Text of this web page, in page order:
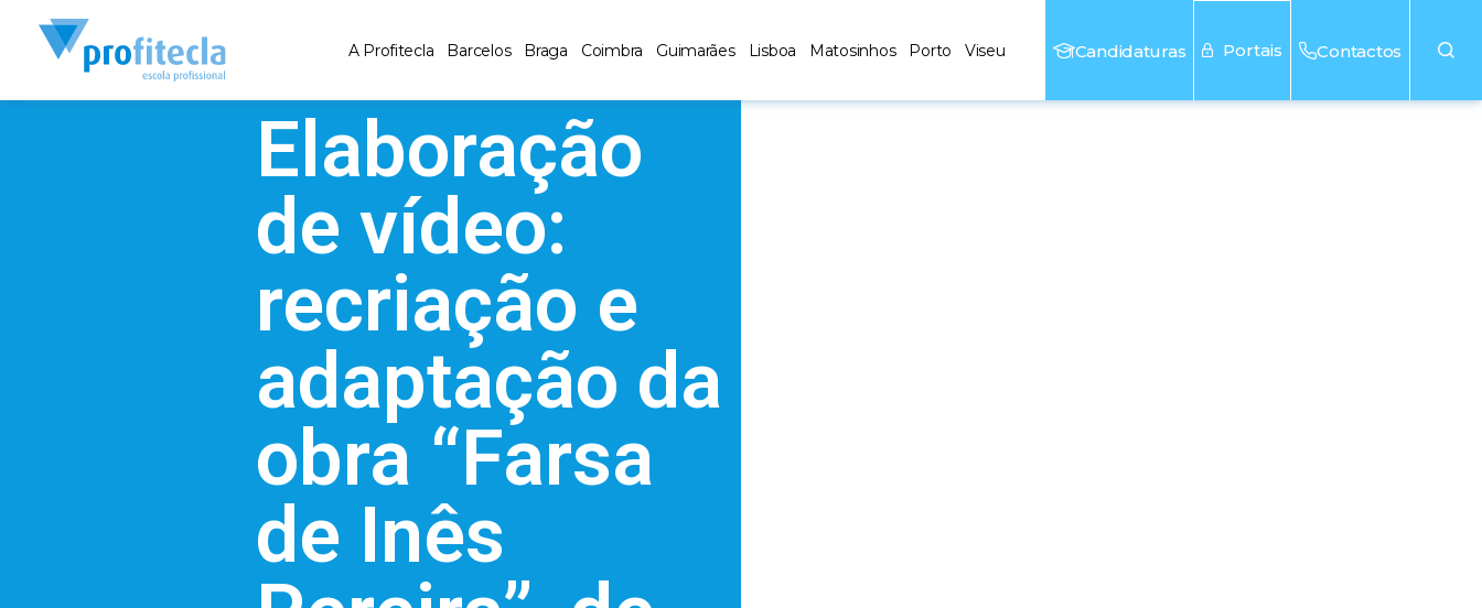
A Profitecla Barcelos Braga Coimbra Guimarães Lisboa Matosinhos Porto Viseu Candidaturas Portais Contactos
Elaboração
de vídeo:
recriação e
adaptação da
obra “Farsa
de Inês